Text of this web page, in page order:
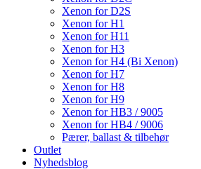
Xenon for D2S
Xenon for H1
Xenon for H11
Xenon for H3
Xenon for H4 (Bi Xenon)
Xenon for H7
Xenon for H8
Xenon for H9
Xenon for HB3 / 9005
Xenon for HB4 / 9006
Pærer, ballast & tilbehør
Outlet
Nyhedsblog